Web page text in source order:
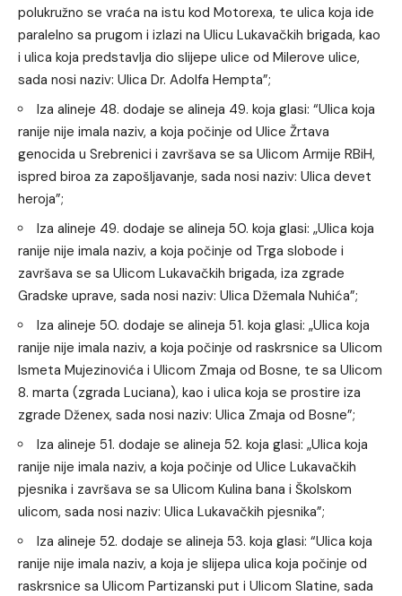
polukružno se vraća na istu kod Motorexa, te ulica koja ide
paralelno sa prugom i izlazi na Ulicu Lukavačkih brigada, kao
i ulica koja predstavlja dio slijepe ulice od Milerove ulice,
sada nosi naziv: Ulica Dr. Adolfa Hempta”;
Iza alineje 48. dodaje se alineja 49. koja glasi: “Ulica koja
ranije nije imala naziv, a koja počinje od Ulice Žrtava
genocida u Srebrenici i završava se sa Ulicom Armije RBiH,
ispred biroa za zapošljavanje, sada nosi naziv: Ulica devet
heroja”;
Iza alineje 49. dodaje se alineja 50. koja glasi: „Ulica koja
ranije nije imala naziv, a koja počinje od Trga slobode i
završava se sa Ulicom Lukavačkih brigada, iza zgrade
Gradske uprave, sada nosi naziv: Ulica Džemala Nuhića”;
Iza alineje 50. dodaje se alineja 51. koja glasi: „Ulica koja
ranije nije imala naziv, a koja počinje od raskrsnice sa Ulicom
Ismeta Mujezinovića i Ulicom Zmaja od Bosne, te sa Ulicom
8. marta (zgrada Luciana), kao i ulica koja se prostire iza
zgrade Dženex, sada nosi naziv: Ulica Zmaja od Bosne”;
Iza alineje 51. dodaje se alineja 52. koja glasi: „Ulica koja
ranije nije imala naziv, a koja počinje od Ulice Lukavačkih
pjesnika i završava se sa Ulicom Kulina bana i Školskom
ulicom, sada nosi naziv: Ulica Lukavačkih pjesnika”;
Iza alineje 52. dodaje se alineja 53. koja glasi: “Ulica koja
ranije nije imala naziv, a koja je slijepa ulica koja počinje od
raskrsnice sa Ulicom Partizanski put i Ulicom Slatine, sada